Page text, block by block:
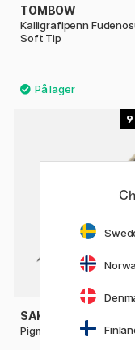
TOMBOW
Kalligrafipenn
Soft Tip
9
SAKURA
Pigma Micron Brush